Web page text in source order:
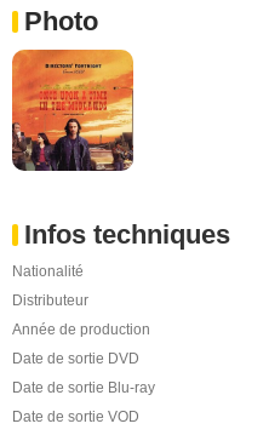
Photo
Infos techniques
Nationalité
Distributeur
Année de production
Date de sortie DVD
Date de sortie Blu-ray
Date de sortie VOD